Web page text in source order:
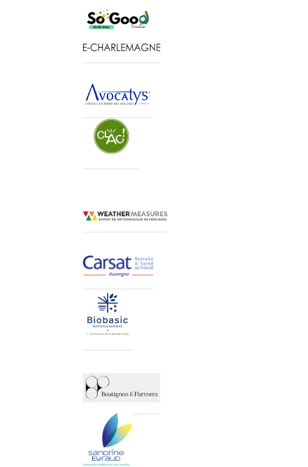
Logo cresna
Logo so good formations
Logo E-Charlemagne
Avocatys logo
Logo Carsat
Logo boutignon & partners